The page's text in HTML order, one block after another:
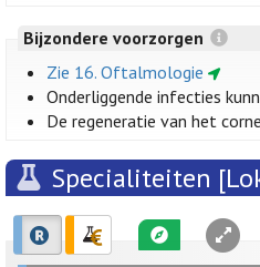
Bijzondere voorzorgen
Zie 16. Oftalmologie
Onderliggende infecties
De regeneratie van het
Specialiteiten